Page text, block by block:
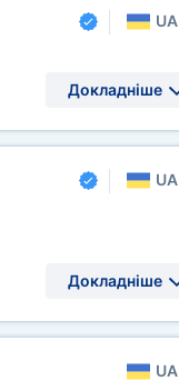
UA
Докладніше
UA
Докладніше
UA